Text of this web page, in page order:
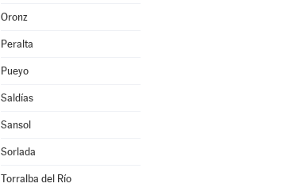
Oronz
Peralta
Pueyo
Saldías
Sansol
Sorlada
Torralba del Río